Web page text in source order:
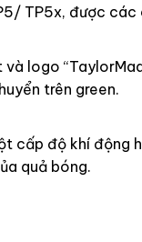
TP5x, được các
logo
trên green.
cấp độ khí động
quả bóng.